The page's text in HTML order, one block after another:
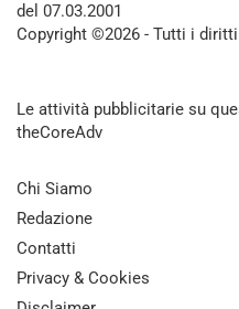
del 07.03.2001
Copyright ©2026 - Tutti i
Le attività pubblicitarie su
theCoreAdv
Chi Siamo
Redazione
Contatti
Privacy & Cookies